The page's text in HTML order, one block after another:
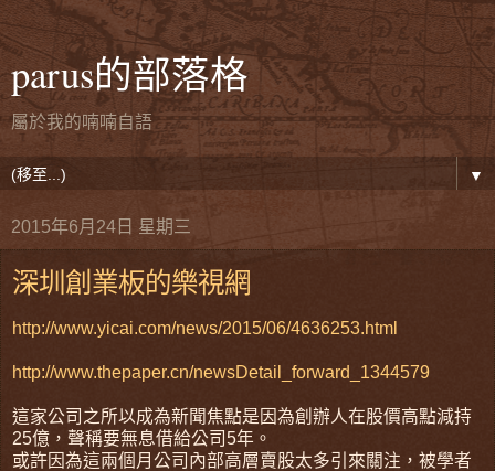
parus的部落格
屬於我的喃喃自語
▼
2015年6月24日 星期三
深圳創業板的樂視網
http://www.yicai.com/news/2015/06/4636253.html
http://www.thepaper.cn/newsDetail_forward_1344579
這家公司之所以成為新聞焦點是因為創辦人在股價高點減持
25億，聲稱要無息借給公司5年。
或許因為這兩個月公司內部高層賣股太多引來關注，被學者